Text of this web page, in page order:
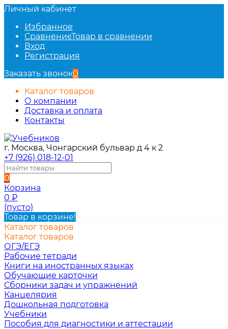
Личный кабинет
Избранное
СравнениеТовар в сравнении
Вход
Регистрация
Заказать звонок0
Каталог товаров
О компании
Доставка и оплата
Контакты
г. Москва, Чонгарский бульвар д 4 к 2
+7 (926) 018-12-01
0
Корзина
0 ₽
(пусто)
Товар в корзине!
Каталог товаров
Каталог товаров
ОГЭ/ЕГЭ
Рабочие тетради
Книги на иностранных языках
Обучающие карточки
Сборники задач и упражнений
Канцелярия
Дошкольная подготовка
Учебники
Пособия для диагностики и аттестации